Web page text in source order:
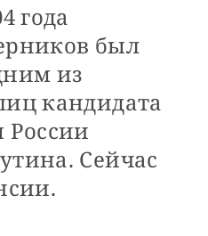
года
был
из
кандидата
России
Сейчас